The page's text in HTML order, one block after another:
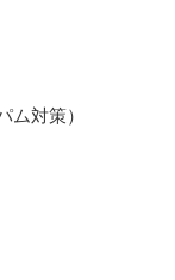
対策）